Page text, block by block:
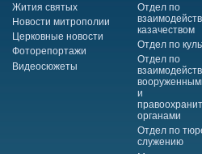
Жития святых
Новости митрополии
Церковные новости
Фоторепортажи
Видеосюжеты
Отдел по
казачеством
Отдел по
Отдел по
и
органами
Отдел по
служению